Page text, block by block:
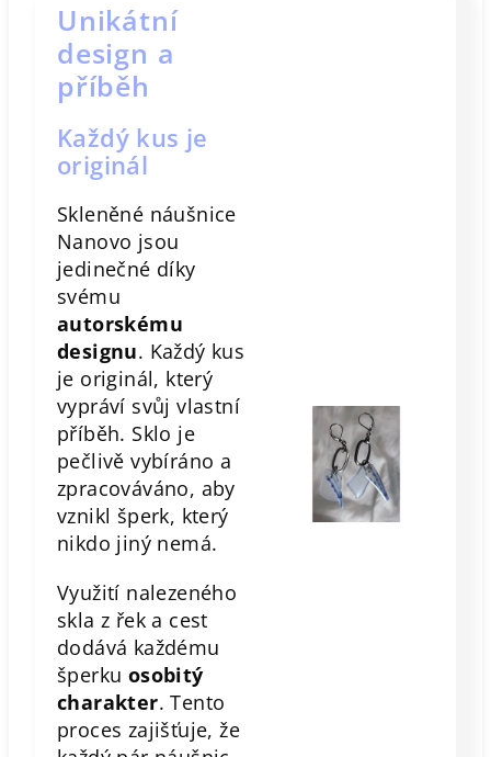
Unikátní
design a
příběh
Každý kus je
originál
Skleněné náušnice
Nanovo jsou
jedinečné díky
svému
autorskému
designu. Každý kus
je originál, který
vypráví svůj vlastní
příběh. Sklo je
pečlivě vybíráno a
zpracováváno, aby
vznikl šperk, který
nikdo jiný nemá.
Využití nalezeného
skla z řek a cest
dodává každému
šperku osobitý
charakter. Tento
proces zajišťuje, že